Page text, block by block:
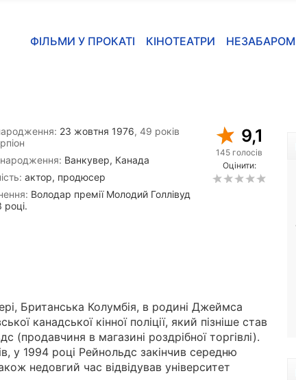
ФІЛЬМИ У ПРОКАТІ КІНОТЕАТРИ НЕЗАБАРОМ
23 жовтня 1976, 49 років
Ванкувер, Канада
актор, продюсер
Володар премії Молодий Голлівуд
році.
9,1
145 голосів
Оцінити:
Британська Колумбія, в родині Джеймса
канадської кінної поліції, який пізніше став
(продавчиня в магазині роздрібної торгівлі).
у 1994 році Рейнольдс закінчив середню
недовгий час відвідував університет
1974, 52 року